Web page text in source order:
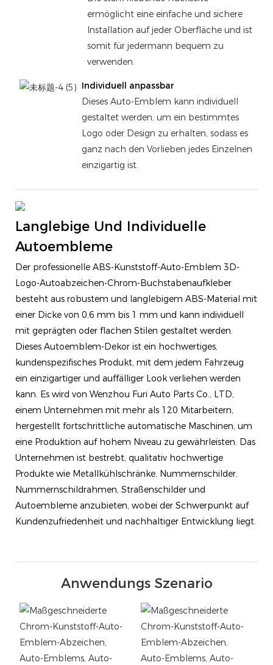
ermöglicht eine einfache und sichere
Installation auf jeder Oberfläche und ist
somit für jedermann bequem zu
verwenden.
Individuell anpassbar
Dieses Auto-Emblem kann individuell
gestaltet werden, um ein bestimmtes
Logo oder Design zu erhalten, sodass es
ganz nach den Vorlieben jedes Einzelnen
einzigartig ist.
Langlebige Und Individuelle
Autoembleme
Der professionelle ABS-Kunststoff-Auto-Emblem 3D-
Logo-Autoabzeichen-Chrom-Buchstabenaufkleber
besteht aus robustem und langlebigem ABS-Material mit
einer Dicke von 0,6 mm bis 1 mm und kann individuell
mit geprägten oder flachen Stilen gestaltet werden.
Dieses Autoemblem-Dekor ist ein hochwertiges,
kundenspezifisches Produkt, mit dem jedem Fahrzeug
ein einzigartiger und auffälliger Look verliehen werden
kann. Es wird von Wenzhou Furi Auto Parts Co., LTD,
einem Unternehmen mit mehr als 120 Mitarbeitern,
hergestellt fortschrittliche automatische Maschinen, um
eine Produktion auf hohem Niveau zu gewährleisten. Das
Unternehmen ist bestrebt, qualitativ hochwertige
Produkte wie Metallkühlschränke, Nummernschilder,
Nummernschildrahmen, Straßenschilder und
Autoembleme anzubieten, wobei der Schwerpunkt auf
Kundenzufriedenheit und nachhaltiger Entwicklung liegt.
Anwendungs Szenario